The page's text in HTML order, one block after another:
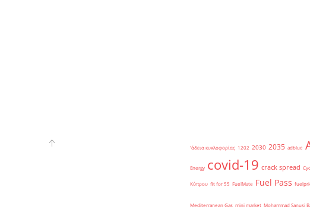
'άδεια κυκλοφορίας 1202 2030 2035 adblue
Energy covid-19 crack spread
Κύπρου fit for 55 FuelMate Fuel Pass
Mediterranean Gas mini market Mohammad Sanusi